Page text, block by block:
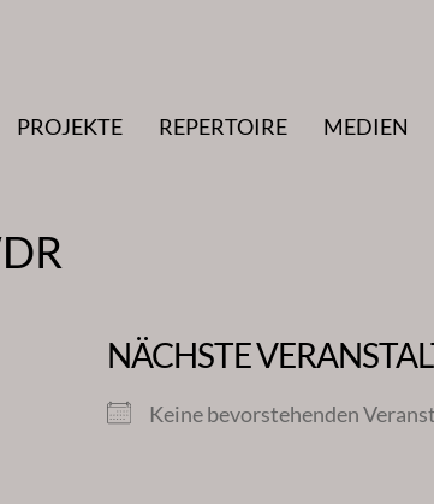
PROJEKTE REPERTOIRE MEDIEN
NÄCHSTE
Keine bevorstehenden